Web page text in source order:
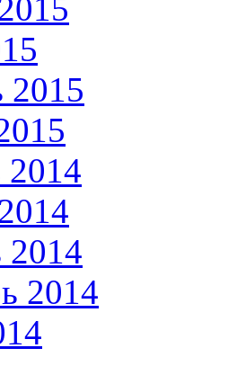
2015
2014
2014
2014